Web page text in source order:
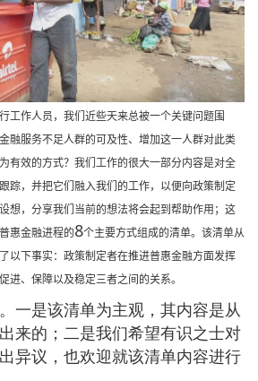
工作人员，我们近些天来总被一个关键问题围
融服务不足人群的可及性、增加这一人群对此类
有效的方式？我们工作的很大一部分内容是对全
踪，并把它们融入我们的工作，以便向政策制定
想，分享我们当前的想法将会起到帮助作用；这
惠金融进程的8个主要方式组成的清单。该清单从
以下事实：政策制定者在推进普惠金融方面发挥
进、保障以及稳定三者之间的关系。
一是该清单为主观，其内容是从
来的；二是我们希望有识之士对
异议，也欢迎就该清单内容进行